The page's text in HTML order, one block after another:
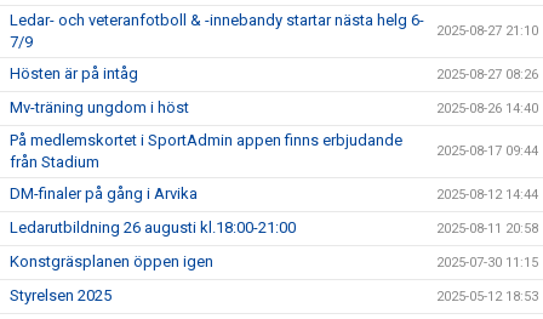
Ledar- och veteranfotboll & -innebandy startar nästa helg 6-
7/9
2025-08-27 21:10
Hösten är på intåg 2025-08-27 08:26
Mv-träning ungdom i höst 2025-08-26 14:40
På medlemskortet i SportAdmin appen finns erbjudande
från Stadium
2025-08-17 09:44
DM-finaler på gång i Arvika 2025-08-12 14:44
Ledarutbildning 26 augusti kl.18:00-21:00 2025-08-11 20:58
Konstgräsplanen öppen igen 2025-07-30 11:15
Styrelsen 2025 2025-05-12 18:53